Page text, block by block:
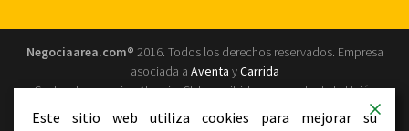
Negociaarea.com® 2016. Todos los derechos reservados. Empresa
asociada a Aventa yCarrida
Centro de negocios Almeria, SL ha recibido una ayuda de la Unión
Europea con cargo al Programa Operativo FEDER de Andalucía 2014-
Este sitio web utiliza cookies para mejorar su